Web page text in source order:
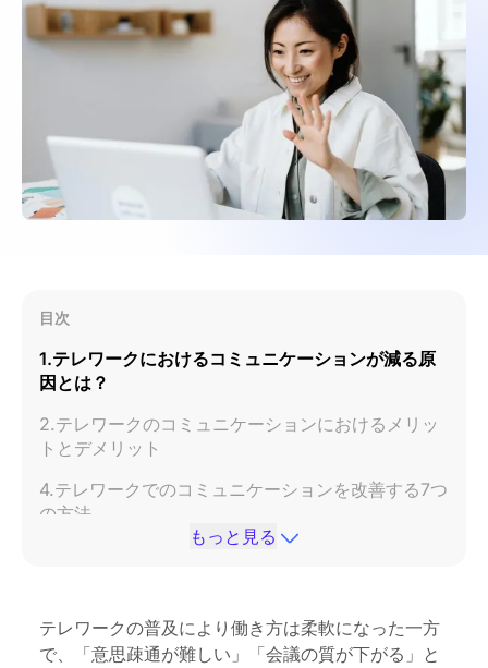
目次
1.テレワークにおけるコミュニケーションが減る原
因とは？
2.テレワークのコミュニケーションにおけるメリッ
トとデメリット
4.テレワークでのコミュニケーションを改善する7つ
の方法
Nearity A20S｜主な仕様・特徴まとめ（会議用マイ
ク・スピーカー）
もっと見る
テレワークの普及により働き方は柔軟になった一方
で、「意思疎通が難しい」「会議の質が下がる」と